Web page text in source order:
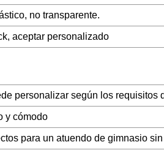
no transparente.
aceptar personalizado
personalizar según los requisitos
y cómodo
para un atuendo de gimnasio